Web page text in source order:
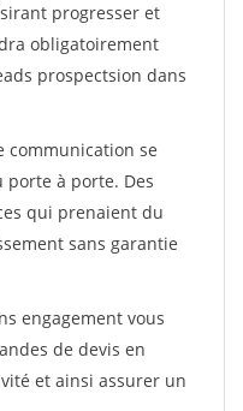
progresser et
obligatoirement
prospectsion dans
communication se
à porte. Des
qui prenaient du
sans garantie
engagement vous
de devis en
et ainsi assurer un